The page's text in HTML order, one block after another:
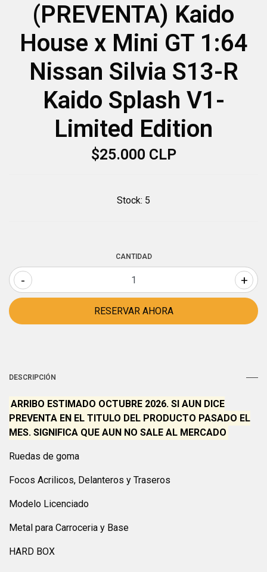
(PREVENTA) Kaido
House x Mini GT 1:64
Nissan Silvia S13-R
Kaido Splash V1-
Limited Edition
$25.000 CLP
Stock: 5
CANTIDAD
- +
DESCRIPCIÓN
ARRIBO ESTIMADO OCTUBRE 2026. SI AUN DICE
PREVENTA EN EL TITULO DEL PRODUCTO PASADO EL
MES. SIGNIFICA QUE AUN NO SALE AL MERCADO
Ruedas de goma
Focos Acrilicos, Delanteros y Traseros
Modelo Licenciado
Metal para Carroceria y Base
HARD BOX